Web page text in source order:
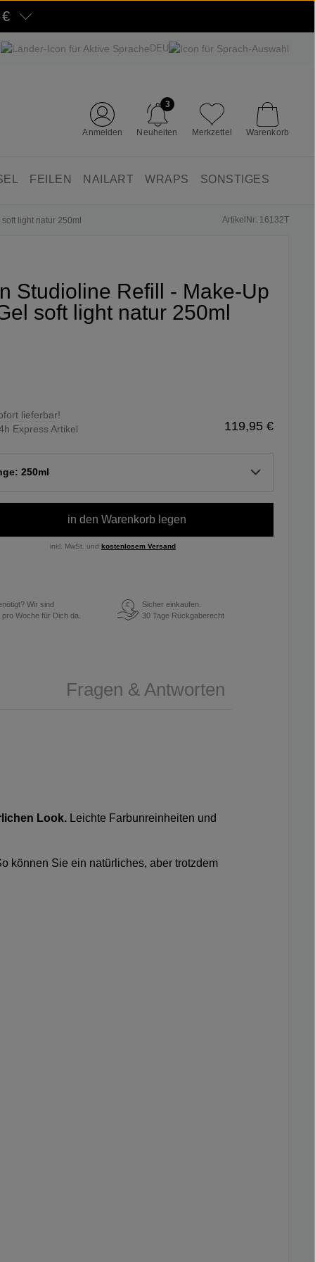
DEU
Anmelden Neuheiten
3
Merkzettel Warenkorb
FEILEN NAILART WRAPS SONSTIGES
light natur 250ml ArtikelNr: 16132T
Studioline Refill - Make-Up
soft light natur 250ml
lieferbar!
Express Artikel
119,95 €
250ml
in den Warenkorb legen
inkl. MwSt. undkostenlosem Versand
Wir sind
pro Woche für Dich da.
€
Sicher einkaufen.
30 Tage Rückgaberecht
Fragen & Antworten
Look. Leichte Farbunreinheiten und
können Sie ein natürliches, aber trotzdem